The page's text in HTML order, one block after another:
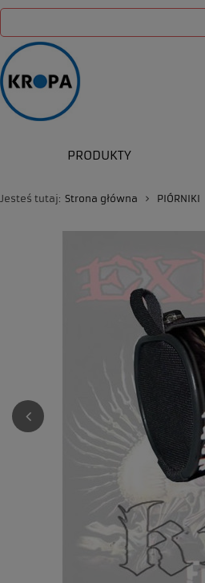
PRODUKTY
Jesteś tutaj: Strona główna PIÓRNIKI